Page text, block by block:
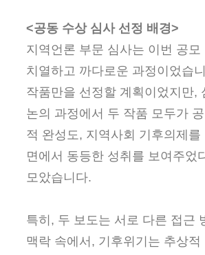
<공동 수상 심사 선정 배경>
지역언론 부문 심사는 이번 공모
치열하고 까다로운 과정이었습
작품만을 선정할 계획이었지만,
논의 과정에서 두 작품 모두가
적 완성도, 지역사회 기후의제를
면에서 동등한 성취를 보여주었
모았습니다.
특히, 두 보도는 서로 다른 접근
맥락 속에서, 기후위기는 추상적